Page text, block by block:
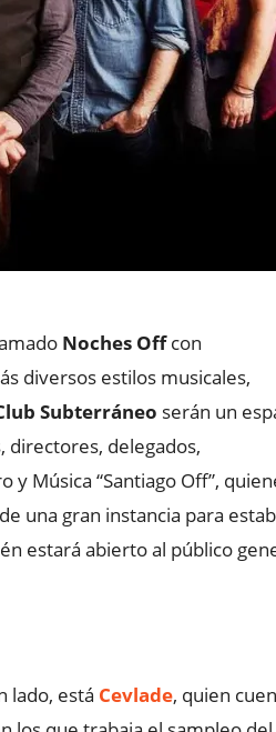
Noches Offcon
diversos estilos musicales,
Subterráneo serán un
directores, delegados,
Música “Santiago Off”,
una gran instancia para
estará abierto al público
lado, está Cevlade, quien